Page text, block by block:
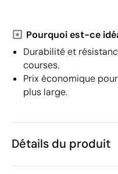
Pourquoi est-ce
Durabilité et
courses.
Prix économique
plus large.
Détails du produit
Caractéristiques